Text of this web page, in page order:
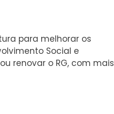
para melhorar os
Social e
renovar o RG, com mais